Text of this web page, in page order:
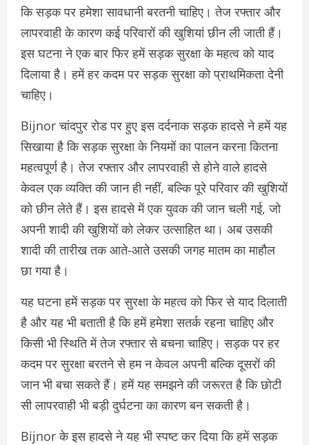
कि सड़क पर हमेशा सावधानी बरतनी चाहिए। तेज रफ्तार और
लापरवाही के कारण कई परिवारों की खुशियां छीन ली जाती हैं।
इस घटना ने एक बार फिर हमें सड़क सुरक्षा के महत्व को याद
दिलाया है। हमें हर कदम पर सड़क सुरक्षा को प्राथमिकता देनी
चाहिए।
Bijnor चांदपुर रोड पर हुए इस दर्दनाक सड़क हादसे ने हमें यह
सिखाया है कि सड़क सुरक्षा के नियमों का पालन करना कितना
महत्वपूर्ण है। तेज रफ्तार और लापरवाही से होने वाले हादसे
केवल एक व्यक्ति की जान ही नहीं, बल्कि पूरे परिवार की खुशियों
को छीन लेते हैं। इस हादसे में एक युवक की जान चली गई, जो
अपनी शादी की खुशियों को लेकर उत्साहित था। अब उसकी
शादी की तारीख तक आते-आते उसकी जगह मातम का माहौल
छा गया है।
यह घटना हमें सड़क पर सुरक्षा के महत्व को फिर से याद दिलाती
है और यह भी बताती है कि हमें हमेशा सतर्क रहना चाहिए और
किसी भी स्थिति में तेज रफ्तार से बचना चाहिए। सड़क पर हर
कदम पर सुरक्षा बरतने से हम न केवल अपनी बल्कि दूसरों की
जान भी बचा सकते हैं। हमें यह समझने की जरूरत है कि छोटी
सी लापरवाही भी बड़ी दुर्घटना का कारण बन सकती है।
Bijnor के इस हादसे ने यह भी स्पष्ट कर दिया कि हमें सड़क